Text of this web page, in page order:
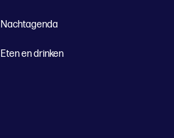
Nachtagenda
Eten en drinken